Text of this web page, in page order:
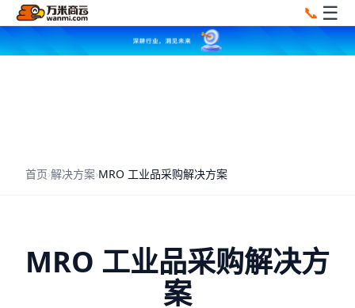
📞 ☰
首页›解决方案›MRO 工业品采购解决方案
MRO 工业品采购解决方
案